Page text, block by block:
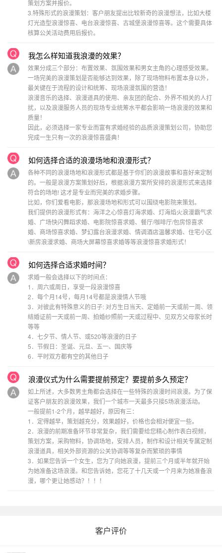
策划方案并报价。
3.特殊形式的浪漫策划：客户朋友提出比较新奇的浪漫想法，比如大楼
灯光造型浪漫惊喜、电台浪漫惊喜、古城堡浪漫惊喜等。这个需要具体
核算公关活动费用后报价。
我怎么样知道我浪漫的效果？
效果分成三个部分：布置效果、氛围效果和男女主角的心理感受效果。
一场完美的浪漫策划是否能够达到效果，除了现场物料布置本身以外，
最关键在于流程的设计和统筹、现场浪漫氛围的营造！
浪漫音乐的选择、浪漫道具的使用、亲友团的配合、外界不相关的人打
扰，以及浪漫服务人员的现场专业统筹水平都会影响一场浪漫的效果和
质量！
因此，必须选择一家专业而富有求婚经验的品质浪漫策划公司，协助您
完成一生只有一次的浪漫惊喜盛典！
如何选择合适的浪漫场地和浪漫形式？
各种不同的浪漫场地和浪漫形式都是基于你们的浪漫故事和喜好来定制
的。一般是浪漫方案策划好后，根据浪漫方案所安排的浪漫形式来选择
符合的场地! 这才是专业而完美的求婚步骤。
比如，你们爱看电影，那浪漫场地和形式可以围绕电影院来策划。
我们提供的浪漫形式有：海洋之心惊喜灯海求婚、灯海焰火浪漫霸气求
婚、广场快闪舞蹈求婚、电影院惊喜求婚、餐厅/咖啡厅/包房惊喜求
婚、商场惊喜求婚、梦幻露台浪漫求婚、情调酒店温馨求婚、住宅小区
\新房浪漫求婚、商场大屏幕惊喜求婚等等浪漫惊喜求婚形式！
如何选择合适求婚时间？
求婚一般会选择以下的时间点：
1．周六或周日，享受一段浪漫惊喜
2．每个月14号，每月14号都是浪漫情人节哦
3．对彼此有特殊意义的日子: 对方生日当天、定婚前一天或前一周、领
结婚证前一天或前一周、拍婚纱照前一天或过程中、见双方父母家长时
等等
4．七夕节、情人节、或520等浪漫的日子
5．节假日：圣诞、元旦、五一、国庆等
6．平时双方都有空的其他日子
浪漫仪式为什么需要提前预定？要提前多久预定？
如上所述，大多数男主角都会选择在一些特殊的浪漫时间浪漫。为了保
证客户朋友的浪漫效果，我们一个城市一天最多只接5场浪漫活动。
一般提前1-2个月，越早越好，原因有三：
1．定得越早，策划越充分，效果越好，价格也会相对便宜一些。
2．浪漫的前期准备环节非常复杂，我们需要给您精心制作表白视频，
策划方案，采购物料，协调场地，安排人员，制作和设计相关专属定制
浪漫道具，相关外部资源的公关协调等等复杂而繁琐的事情
3．如果您告诉一个女生，您为了向她浪漫，提前三个月或半年就开始
为她准备这场浪漫。和您告诉她，您花了十几天或一个月来为她准备浪
漫，哪个更让她感动？！！！
客户评价